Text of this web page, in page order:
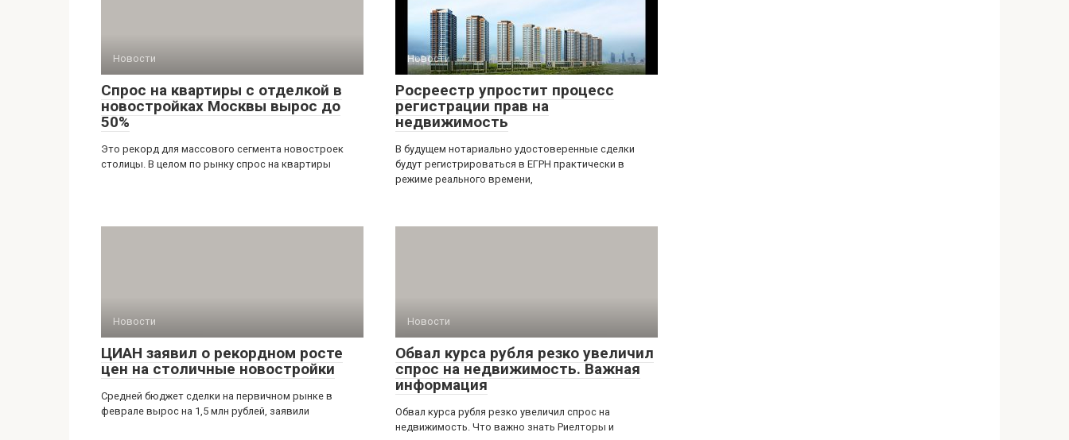
Новости
Спрос на квартиры с отделкой в
новостройках Москвы вырос до
50%
Это рекорд для массового сегмента новостроек
столицы. В целом по рынку спрос на квартиры
Новости
Росреестр упростит процесс
регистрации прав на
недвижимость
В будущем нотариально удостоверенные сделки
будут регистрироваться в ЕГРН практически в
режиме реального времени,
Новости
ЦИАН заявил о рекордном росте
цен на столичные новостройки
Средней бюджет сделки на первичном рынке в
феврале вырос на 1,5 млн рублей, заявили
Новости
Обвал курса рубля резко увеличил
спрос на недвижимость. Важная
информация
Обвал курса рубля резко увеличил спрос на
недвижимость. Что важно знать Риелторы и